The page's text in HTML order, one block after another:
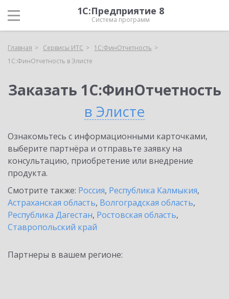
1С:Предприятие 8
Система программ
Главная Сервисы ИТС
1С:ФинОтчетность
1С:ФинОтчетность в Элисте
Заказать 1С:ФинОтчетность
в Элисте
Ознакомьтесь с информационными карточками,
выберите партнёра и отправьте заявку на
консультацию, приобретение или внедрение
продукта.
Смотрите также: Россия, Республика Калмыкия,
Астраханская область, Волгоградская область,
Республика Дагестан, Ростовская область,
Ставропольский край
Партнеры в вашем регионе: